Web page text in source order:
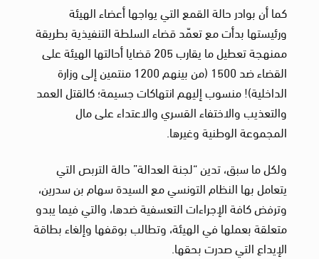
كما أن بوادر حالة القمع التي يواجها أعضاء الهيئة
ورئيستها بدأت مع تعمّد قضاء السلطة التنفيذية بطريقة
ممنهجة تعطيل ما يقارب 205 قضايا أحالتها الهيئة على
القضاء ضد 1500 (من بينهم 1200 منتمين إلى وزارة
الداخلية)! منسوب إليهم انتهاكات جسيمة؛ كالقتل العمد
والتعذيب والاختفاء القسري والاعتداء على مال
المجموعة الوطنية وغيرها.
ولكل ما سبق، تدين “لجنة العدالة” حالة التربص التي
يتعامل بها النظام التونسي مع السيدة سهام بن سدرين،
وترفض كافة الإجراءات التعسفية ضدها، والتي فيما يبدو
متعلقة بعملها في الهيئة، وتطالب بوقفها وإلغاء بطاقة
الإيداع التي صدرت بحقها.